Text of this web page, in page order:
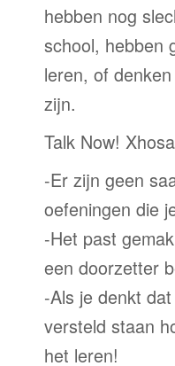
hebben nog
school, hebben
leren, of
zijn.
Talk Now!
-Er zijn geen
oefeningen die
-Het past
een doorzetter
-Als je denkt
versteld staan
het leren!